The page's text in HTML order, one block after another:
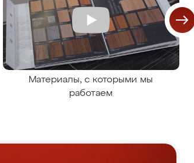
Материалы, с которыми мы
работаем